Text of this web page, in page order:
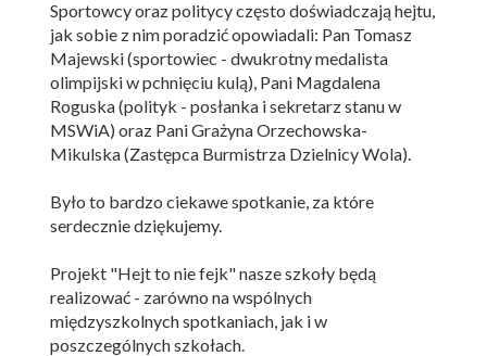
Sportowcy oraz politycy często doświadczają hejtu,
jak sobie z nim poradzić opowiadali: Pan Tomasz
Majewski (sportowiec - dwukrotny medalista
olimpijski w pchnięciu kulą), Pani Magdalena
Roguska (polityk - posłanka i sekretarz stanu w
MSWiA) oraz Pani Grażyna Orzechowska-
Mikulska (Zastępca Burmistrza Dzielnicy Wola).
Było to bardzo ciekawe spotkanie, za które
serdecznie dziękujemy.
Projekt "Hejt to nie fejk" nasze szkoły będą
realizować - zarówno na wspólnych
międzyszkolnych spotkaniach, jak i w
poszczególnych szkołach.